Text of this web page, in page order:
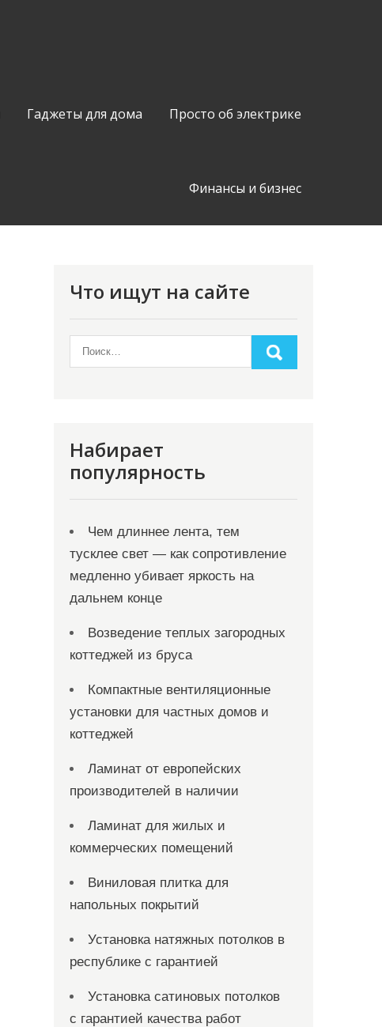
Гаджеты для дома Просто об электрике
Финансы и бизнес
Что ищут на сайте
Набирает
популярность
Чем длиннее лента, тем
тусклее свет — как сопротивление
медленно убивает яркость на
дальнем конце
Возведение теплых загородных
коттеджей из бруса
Компактные вентиляционные
установки для частных домов и
коттеджей
Ламинат от европейских
производителей в наличии
Ламинат для жилых и
коммерческих помещений
Виниловая плитка для
напольных покрытий
Установка натяжных потолков в
республике с гарантией
Установка сатиновых потолков
с гарантией качества работ